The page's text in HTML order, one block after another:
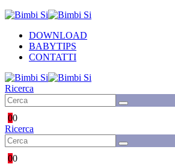
DOWNLOAD
BABYTIPS
CONTATTI
Ricerca
00
Ricerca
00